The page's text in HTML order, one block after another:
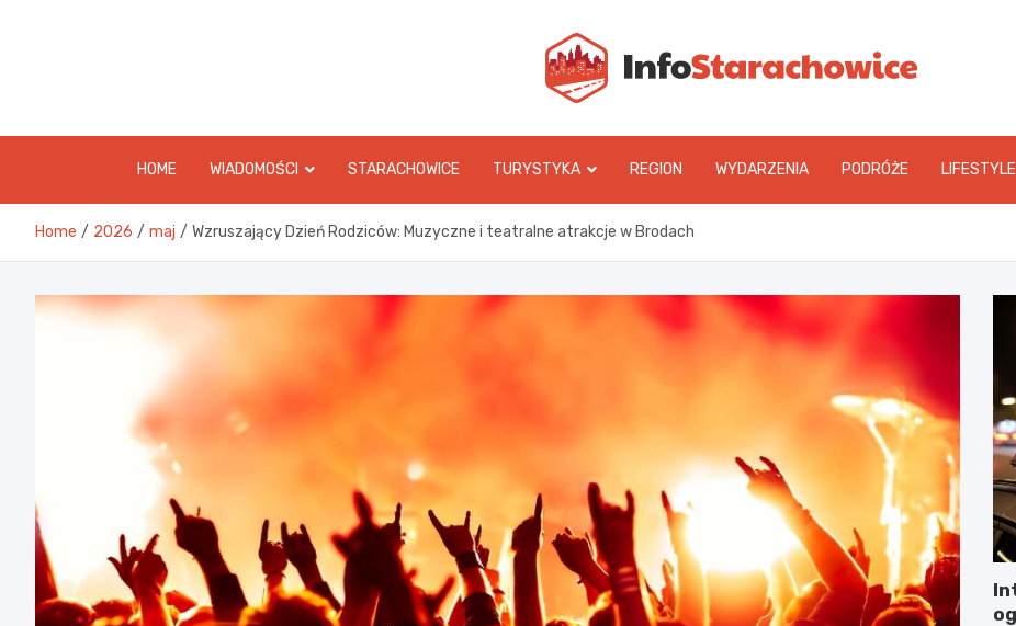
HOME WIADOMOŚCI STARACHOWICE TURYSTYKA REGION WYDARZENIA PODRÓŻE LIFESTYLE
Home 2026 maj Wzruszający Dzień Rodziców: Muzyczne i teatralne atrakcje w Brodach